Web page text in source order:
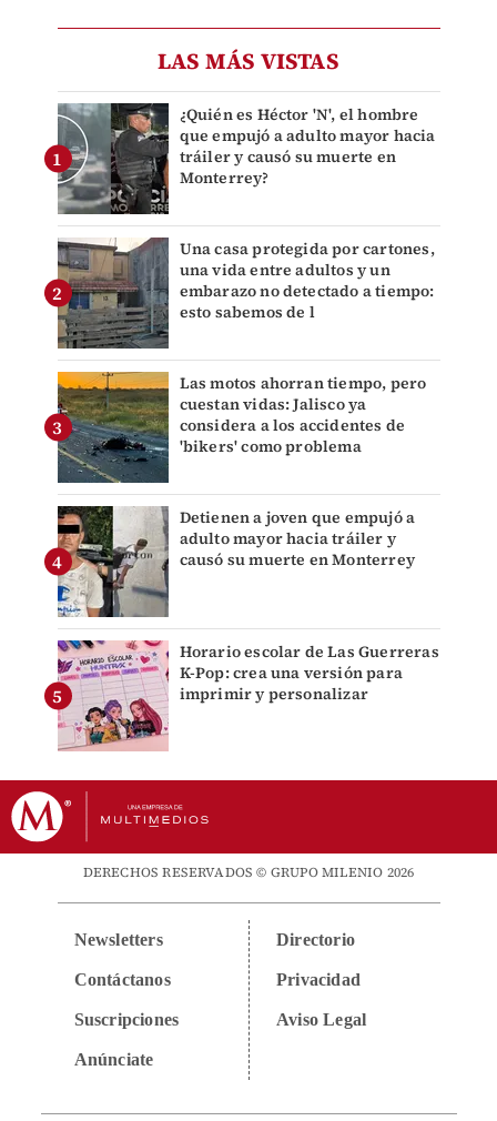
LAS MÁS VISTAS
¿Quién es Héctor 'N', el hombre
que empujó a adulto mayor hacia
tráiler y causó su muerte en
Monterrey?
Una casa protegida por cartones,
una vida entre adultos y un
embarazo no detectado a tiempo:
esto sabemos de l
Las motos ahorran tiempo, pero
cuestan vidas: Jalisco ya
considera a los accidentes de
'bikers' como problema
Detienen a joven que empujó a
adulto mayor hacia tráiler y
causó su muerte en Monterrey
Horario escolar de Las Guerreras
K-Pop: crea una versión para
imprimir y personalizar
DERECHOS RESERVADOS © GRUPO MILENIO 2026
Newsletters
Contáctanos
Suscripciones
Anúnciate
Directorio
Privacidad
Aviso Legal